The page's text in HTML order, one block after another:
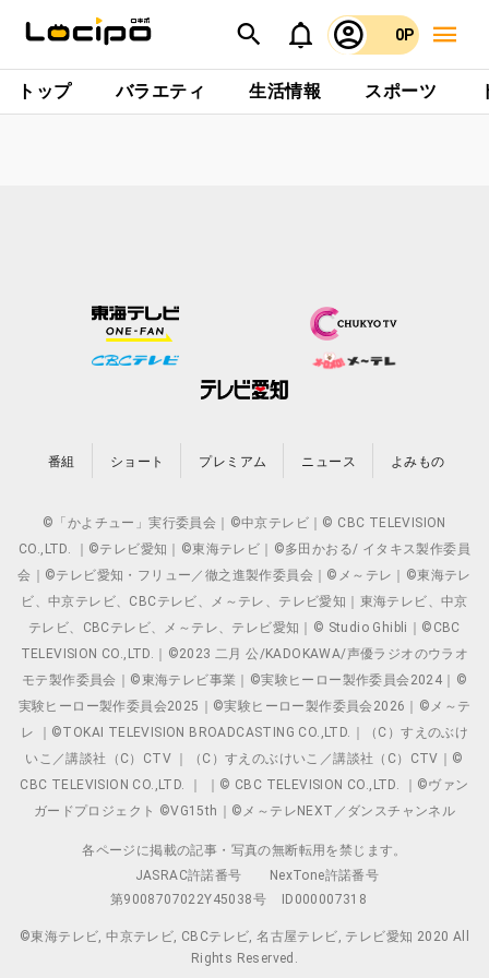
0P
トップ バラエティ 生活情報 スポーツ
番組 ショート プレミアム ニュース よみもの
©「かよチュー」実行委員会｜©中京テレビ｜© CBC TELEVISION
CO.,LTD. ｜©テレビ愛知｜©東海テレビ｜©多田かおる/ イタキス製作委員
会｜©テレビ愛知・フリュー／徹之進製作委員会｜©メ～テレ｜©東海テレ
ビ、中京テレビ、CBCテレビ、メ～テレ、テレビ愛知｜東海テレビ、中京
テレビ、CBCテレビ、メ～テレ、テレビ愛知｜© Studio Ghibli｜©CBC
TELEVISION CO.,LTD.｜©2023 二月 公/KADOKAWA/声優ラジオのウラオ
モテ製作委員会｜©東海テレビ事業｜©実験ヒーロー製作委員会2024｜©
実験ヒーロー製作委員会2025｜©実験ヒーロー製作委員会2026｜©メ～テ
レ ｜©TOKAI TELEVISION BROADCASTING CO.,LTD.｜（C）すえのぶけ
いこ／講談社（C）CTV ｜（C）すえのぶけいこ／講談社（C）CTV｜©
CBC TELEVISION CO.,LTD. ｜ ｜© CBC TELEVISION CO.,LTD. ｜©ヴァン
ガードプロジェクト ©VG15th｜©メ～テレNEXT／ダンスチャンネル
各ページに掲載の記事・写真の無断転用を禁じます。
JASRAC許諾番号
NexTone許諾番号
第9008707022Y45038号
ID000007318
©東海テレビ, 中京テレビ, CBCテレビ, 名古屋テレビ, テレビ愛知 2020 All
Rights Reserved.